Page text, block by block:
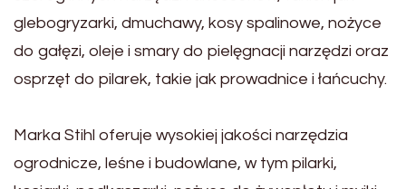
glebogryzarki, dmuchawy, kosy spalinowe, nożyce
do gałęzi, oleje i smary do pielęgnacji narzędzi oraz
osprzęt do pilarek, takie jak prowadnice i łańcuchy.
Marka Stihl oferuje wysokiej jakości narzędzia
ogrodnicze, leśne i budowlane, w tym pilarki,